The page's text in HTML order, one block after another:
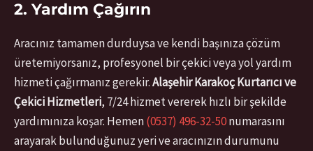
2. Yardım Çağırın
Aracınız tamamen durduysa ve kendi başınıza çözüm
üretemiyorsanız, profesyonel bir çekici veya yol yardım
hizmeti çağırmanız gerekir.Alaşehir Karakoç Kurtarıcı ve
Çekici Hizmetleri, 7/24 hizmet vererek hızlı bir şekilde
yardımınıza koşar. Hemen(0537) 496-32-50numarasını
arayarak bulunduğunuz yeri ve aracınızın durumunu